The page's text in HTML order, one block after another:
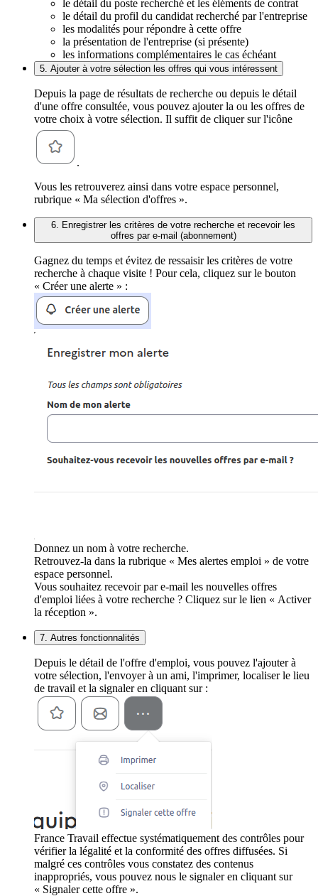
le détail du poste recherché et les éléments de contrat
le détail du profil du candidat recherché par l'entreprise
les modalités pour répondre à cette offre
la présentation de l'entreprise (si présente)
les informations complémentaires le cas échéant
5. Ajouter à votre sélection les offres qui vous intéressent
Depuis la page de résultats de recherche ou depuis le détail
d'une offre consultée, vous pouvez ajouter la ou les offres de
votre choix à votre sélection. Il suffit de cliquer sur l'icône
.
Vous les retrouverez ainsi dans votre espace personnel,
rubrique « Ma sélection d'offres ».
6. Enregistrer les critères de votre recherche et recevoir les
offres par e-mail (abonnement)
Gagnez du temps et évitez de ressaisir les critères de votre
recherche à chaque visite ! Pour cela, cliquez sur le bouton
« Créer une alerte » :
Donnez un nom à votre recherche.
Retrouvez-la dans la rubrique « Mes alertes emploi » de votre
espace personnel.
Vous souhaitez recevoir par e-mail les nouvelles offres
d'emploi liées à votre recherche ? Cliquez sur le lien « Activer
la réception ».
7. Autres fonctionnalités
Depuis le détail de l'offre d'emploi, vous pouvez l'ajouter à
votre sélection, l'envoyer à un ami, l'imprimer, localiser le lieu
de travail et la signaler en cliquant sur :
France Travail effectue systématiquement des contrôles pour
vérifier la légalité et la conformité des offres diffusées. Si
malgré ces contrôles vous constatez des contenus
inappropriés, vous pouvez nous le signaler en cliquant sur
« Signaler cette offre ».